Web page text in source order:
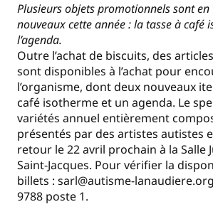
Plusieurs objets promotionnels sont
nouveaux cette année : la tasse à café
l’agenda.
Outre l’achat de biscuits, des
sont disponibles à l’achat pour
l’organisme, dont deux nouveaux
café isotherme et un agenda. Le
variétés annuel entièrement
présentés par des artistes autistes
retour le 22 avril prochain à la Salle
Saint-Jacques. Pour vérifier la
billets : sarl@autisme-
9788 poste 1.